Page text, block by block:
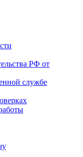
РФ от
службе